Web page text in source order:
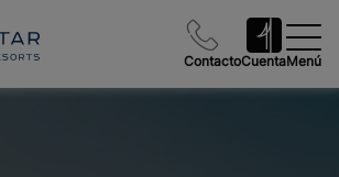
ContactoCuentaMenú